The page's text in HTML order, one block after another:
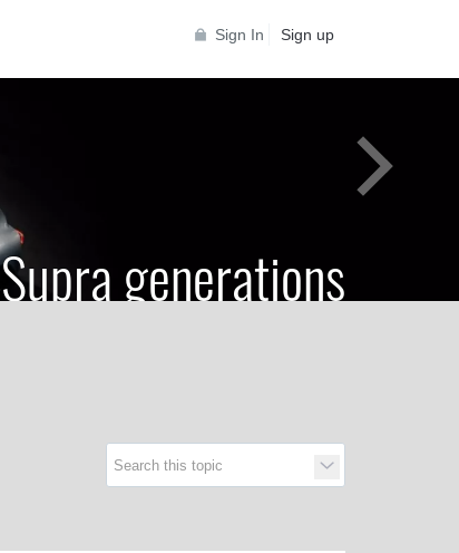
Sign In Sign up
Supra generations